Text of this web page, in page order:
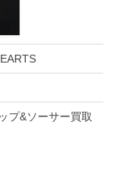
プ&ソーサー買取